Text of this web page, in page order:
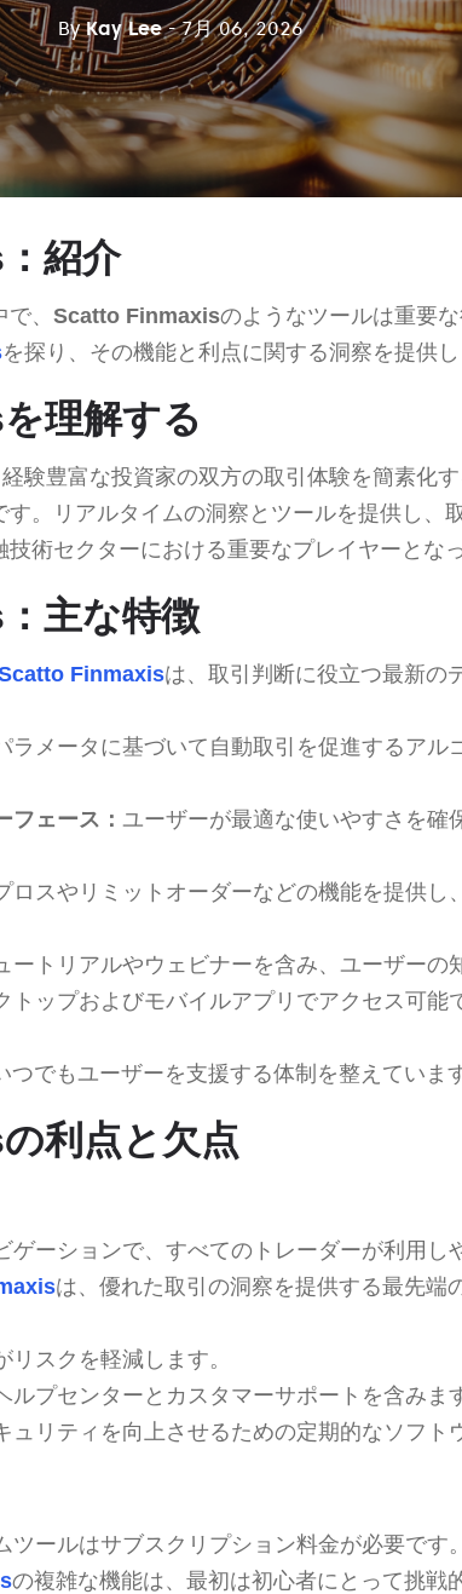
ByKay Lee - 7月 06, 2026
紹介
、 Scatto Finmaxisのようなツールは重要な
を探り、その機能と利点に関する洞察を提供し
理解する
験豊富な投資家の双方の取引体験を簡素化
。リアルタイムの洞察とツールを提供し、
術セクターにおける重要なプレイヤーとな
主な特徴
Finmaxisは、取引判断に役立つ最新の
ラメータに基づいて自動取引を促進するアル
フェース： ユーザーが最適な使いやすさを確
ロスやリミットオーダーなどの機能を提供し
ートリアルやウェビナーを含み、ユーザーの
トップおよびモバイルアプリでアクセス可能
つでもユーザーを支援する体制を整えています
利点と欠点
ゲーションで、すべてのトレーダーが利用し
は、優れた取引の洞察を提供する最先端
スクを軽減します。
ルプセンターとカスタマーサポートを含みま
ュリティを向上させるための定期的なソフト
ツールはサブスクリプション料金が必要です。
の複雑な機能は、最初は初心者にとって挑戦